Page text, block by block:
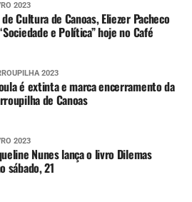
2023
Cultura de Canoas, Eliezer Pacheco
e Política” hoje no Café
2023
é extinta e marca encerramento da
de Canoas
2023
Nunes lança o livro Dilemas
sábado, 21